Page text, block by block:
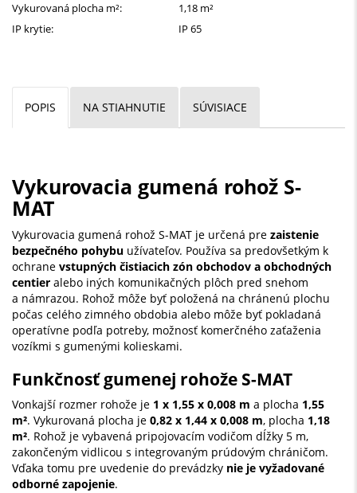
Vykurovaná plocha m²:
1,18 m²
IP krytie:
IP 65
POPIS NA STIAHNUTIE SÚVISIACE
Vykurovacia gumená rohož S-
MAT
Vykurovacia gumená rohož S-MAT je určená pre zaistenie
bezpečného pohybu užívateľov. Používa sa predovšetkým k
ochrane vstupných čistiacich zón obchodov a obchodných
centier alebo iných komunikačných plôch pred snehom
a námrazou. Rohož môže byť položená na chránenú plochu
počas celého zimného obdobia alebo môže byť pokladaná
operatívne podľa potreby, možnosť komerčného zaťaženia
vozíkmi s gumenými kolieskami.
Funkčnosť gumenej rohože S-MAT
Vonkajší rozmer rohože je 1 x 1,55 x 0,008 m a plocha 1,55
m². Vykurovaná plocha je 0,82 x 1,44 x 0,008 m, plocha 1,18
m². Rohož je vybavená pripojovacím vodičom dĺžky 5 m,
zakončeným vidlicou s integrovaným prúdovým chráničom.
Vďaka tomu pre uvedenie do prevádzky nie je vyžadované
odborné zapojenie.